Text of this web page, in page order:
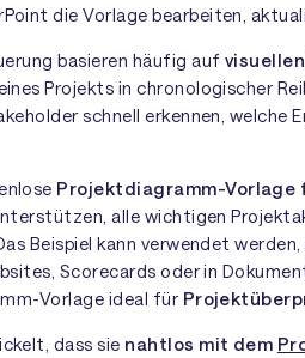
die Vorlage bearbeiten,
basieren häufig auf
Projekts in chronologischer
schnell erkennen, welche
Projektdiagramm-Vorlage
alle wichtigen
Beispiel kann verwendet
Scorecards oder in
Vorlage ideal für
dass sie nahtlos mit dem